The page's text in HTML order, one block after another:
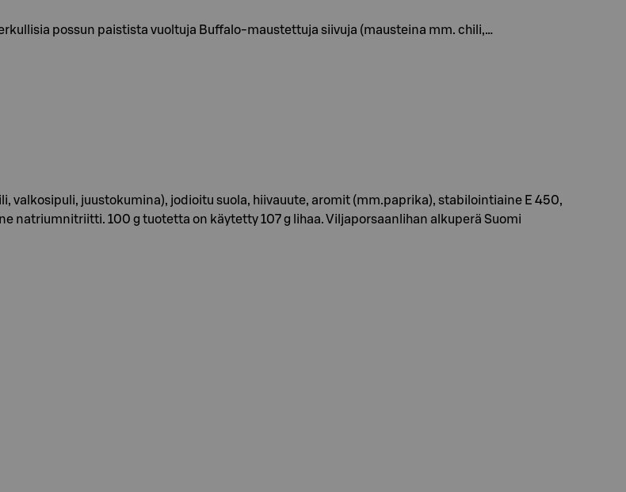
possun paistista vuoltuja Buffalo-maustettuja siivuja (mausteina mm. chili,…
valkosipuli, juustokumina), jodioitu suola, hiivauute, aromit (mm.paprika), stabilointiaine E 450,
natriumnitriitti. 100 g tuotetta on käytetty 107 g lihaa. Viljaporsaanlihan alkuperä Suomi